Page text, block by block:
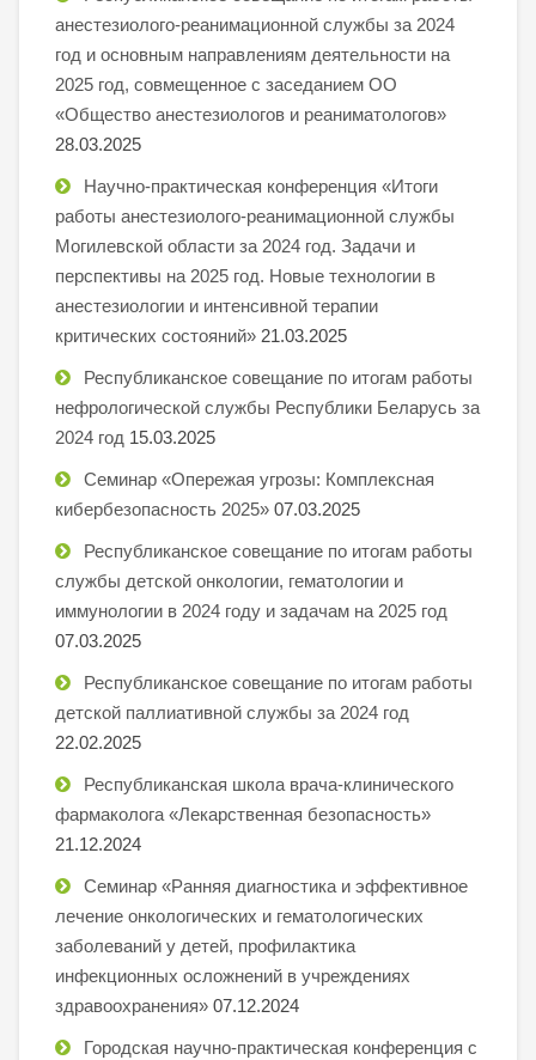
анестезиолого-реанимационной службы за 2024
год и основным направлениям деятельности на
2025 год, совмещенное с заседанием ОО
«Общество анестезиологов и реаниматологов»
28.03.2025
Научно-практическая конференция «Итоги
работы анестезиолого-реанимационной службы
Могилевской области за 2024 год. Задачи и
перспективы на 2025 год. Новые технологии в
анестезиологии и интенсивной терапии
критических состояний» 21.03.2025
Республиканское совещание по итогам работы
нефрологической службы Республики Беларусь за
2024 год 15.03.2025
Семинар «Опережая угрозы: Комплексная
кибербезопасность 2025» 07.03.2025
Республиканское совещание по итогам работы
службы детской онкологии, гематологии и
иммунологии в 2024 году и задачам на 2025 год
07.03.2025
Республиканское совещание по итогам работы
детской паллиативной службы за 2024 год
22.02.2025
Республиканская школа врача-клинического
фармаколога «Лекарственная безопасность»
21.12.2024
Семинар «Ранняя диагностика и эффективное
лечение онкологических и гематологических
заболеваний у детей, профилактика
инфекционных осложнений в учреждениях
здравоохранения» 07.12.2024
Городская научно-практическая конференция с